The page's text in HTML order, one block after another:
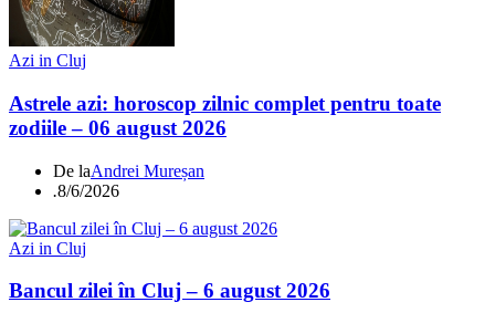
Azi in Cluj
Astrele azi: horoscop zilnic complet pentru toate
zodiile – 06 august 2026
De laAndrei Mureșan
.8/6/2026
Azi in Cluj
Bancul zilei în Cluj – 6 august 2026